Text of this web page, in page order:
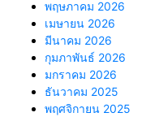
พฤษภาคม 2026
เมษายน 2026
มีนาคม 2026
กุมภาพันธ์ 2026
มกราคม 2026
ธันวาคม 2025
พฤศจิกายน 2025